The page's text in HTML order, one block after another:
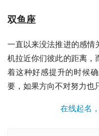
双鱼座
一直以来没法推进的感情
机拉近你们彼此的距离，
着这种好感提升的时候
要，如果方向不对努力也
在线起名